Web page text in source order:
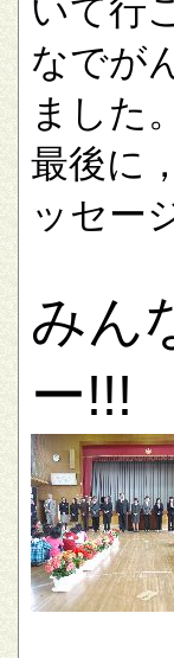
いて行
なでが
ました。
最後に
ッセー
みん
ー!!!